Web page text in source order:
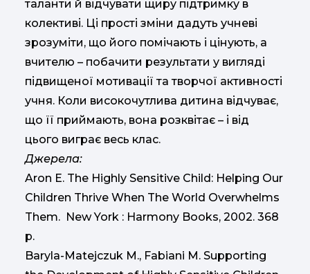
таланти й відчувати щиру підтримку в
колективі. Ці прості зміни дадуть учневі
зрозуміти, що його помічають і цінують, а
вчителю – побачити результати у вигляді
підвищеної мотивації та творчої активності
учня. Коли високочутлива дитина відчуває,
що її приймають, вона розквітає – і від
цього виграє весь клас.
Джерела:
Aron E. The Highly Sensitive Child: Helping Our
Children Thrive When The World Overwhelms
Them. New York : Harmony Books, 2002. 368
p.
Baryla-Matejczuk M., Fabiani M. Supporting